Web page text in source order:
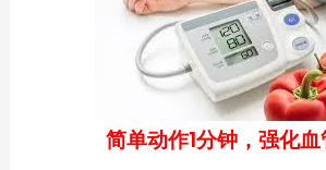
简单动作1分钟，强化